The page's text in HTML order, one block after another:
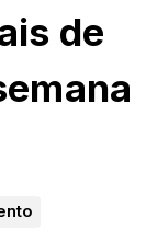
de